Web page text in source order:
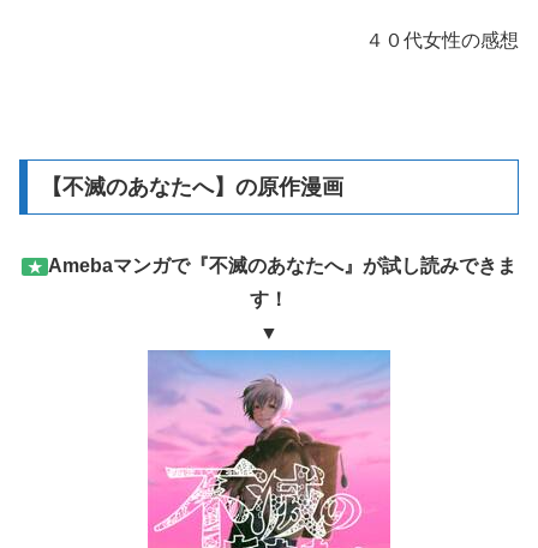
４０代女性の感想
【不滅のあなたへ】の原作漫画
★ Amebaマンガで『不滅のあなたへ』が試し読みできま
す！
▼